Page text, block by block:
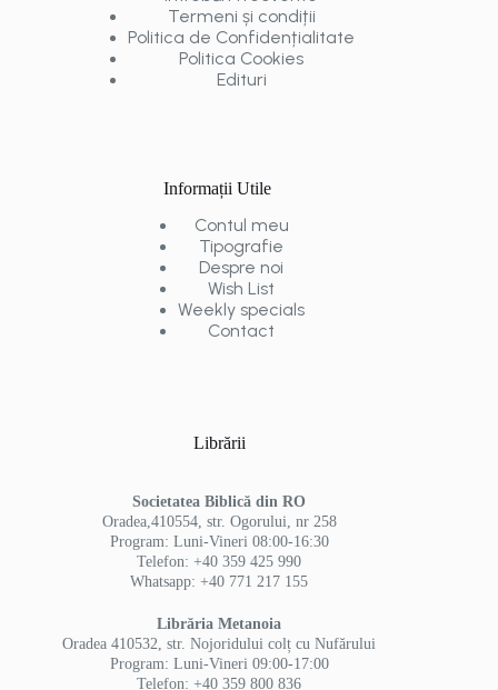
Termeni și condiții
Politica de Confidențialitate
Politica Cookies
Edituri
Informații Utile
Contul meu
Tipografie
Despre noi
Wish List
Weekly specials
Contact
Librării
Societatea Biblică din RO
Oradea,410554, str. Ogorului, nr 258
Program: Luni-Vineri 08:00-16:30
Telefon: +40 359 425 990
Whatsapp: +40 771 217 155
Librăria Metanoia
Oradea 410532, str. Nojoridului colț cu Nufărului
Program: Luni-Vineri 09:00-17:00
Telefon: +40 359 800 836